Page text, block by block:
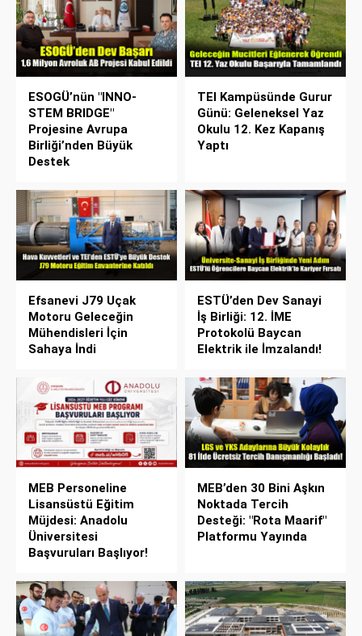
ESOGÜ’nün "INNO-
STEM BRIDGE"
Projesine Avrupa
Birliği’nden Büyük
Destek
TEI Kampüsünde Gurur
Günü: Geleneksel Yaz
Okulu 12. Kez Kapanış
Yaptı
Efsanevi J79 Uçak
Motoru Geleceğin
Mühendisleri İçin
Sahaya İndi
ESTÜ’den Dev Sanayi
İş Birliği: 12. İME
Protokolü Baycan
Elektrik ile İmzalandı!
MEB Personeline
Lisansüstü Eğitim
Müjdesi: Anadolu
Üniversitesi
Başvuruları Başlıyor!
MEB’den 30 Bini Aşkın
Noktada Tercih
Desteği: "Rota Maarif"
Platformu Yayında